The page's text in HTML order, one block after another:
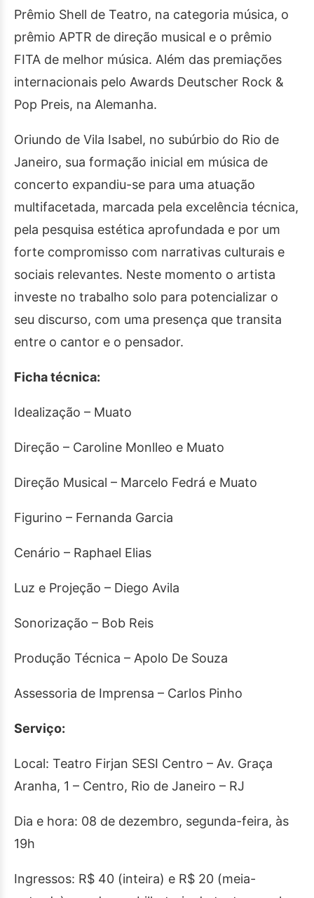
Prêmio Shell de Teatro, na categoria música, o
prêmio APTR de direção musical e o prêmio
FITA de melhor música. Além das premiações
internacionais pelo Awards Deutscher Rock &
Pop Preis, na Alemanha.
Oriundo de Vila Isabel, no subúrbio do Rio de
Janeiro, sua formação inicial em música de
concerto expandiu-se para uma atuação
multifacetada, marcada pela excelência técnica,
pela pesquisa estética aprofundada e por um
forte compromisso com narrativas culturais e
sociais relevantes. Neste momento o artista
investe no trabalho solo para potencializar o
seu discurso, com uma presença que transita
entre o cantor e o pensador.
Ficha técnica:
Idealização – Muato
Direção – Caroline Monlleo e Muato
Direção Musical – Marcelo Fedrá e Muato
Figurino – Fernanda Garcia
Cenário – Raphael Elias
Luz e Projeção – Diego Avila
Sonorização – Bob Reis
Produção Técnica – Apolo De Souza
Assessoria de Imprensa – Carlos Pinho
Serviço:
Local: Teatro Firjan SESI Centro – Av. Graça
Aranha, 1 – Centro, Rio de Janeiro – RJ
Dia e hora: 08 de dezembro, segunda-feira, às
19h
Ingressos: R$ 40 (inteira) e R$ 20 (meia-